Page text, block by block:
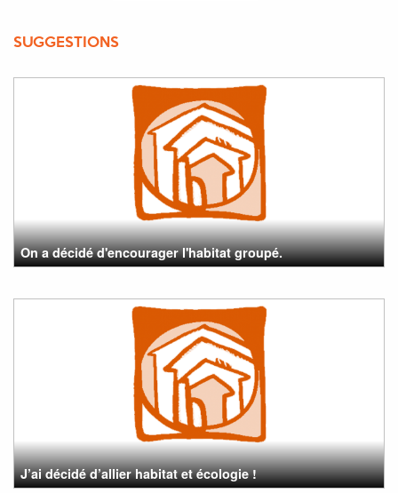
SUGGESTIONS
On a décidé d'encourager l'habitat groupé.
J’ai décidé d’allier habitat et écologie !